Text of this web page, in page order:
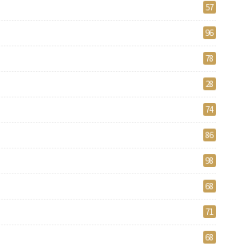
57
96
78
28
74
86
98
68
71
68